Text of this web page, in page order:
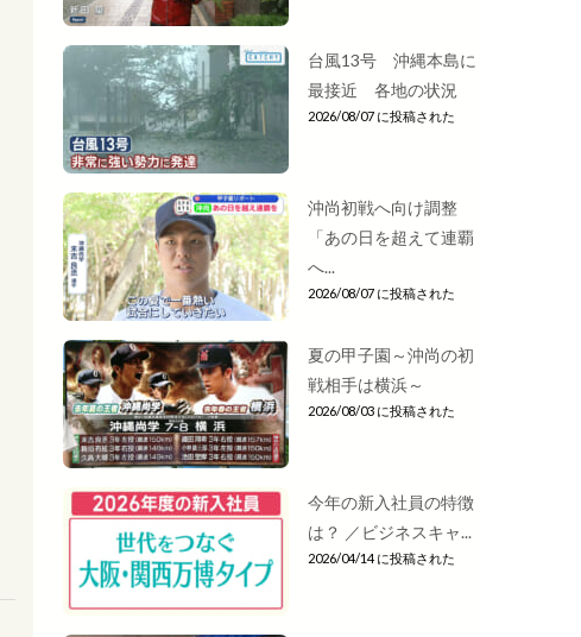
台風13号 沖縄本島に
最接近 各地の状況
2026/08/07 に投稿された
沖尚初戦へ向け調整
「あの日を超えて連覇
へ...
2026/08/07 に投稿された
夏の甲子園～沖尚の初
戦相手は横浜～
2026/08/03 に投稿された
今年の新入社員の特徴
は？ ／ビジネスキャ...
2026/04/14 に投稿された